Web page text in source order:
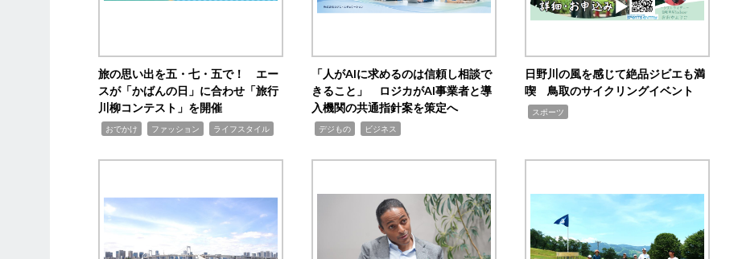
旅の思い出を五・七・五で！ エー
スが「かばんの日」に合わせ「旅行
川柳コンテスト」を開催
おでかけ ファッション ライフスタイル
「人がAIに求めるのは信頼し相談で
きること」 ロジカがAI事業者と導
入機関の共通指針案を策定へ
デジもの ビジネス
日野川の風を感じて絶品ジビエも満
喫 鳥取のサイクリングイベント
スポーツ